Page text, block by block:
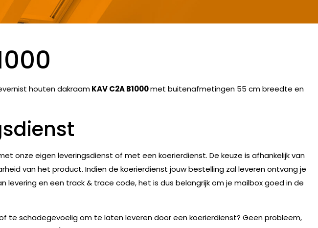
houten dakraamKAV C2A B1000met buitenafmetingen 55 cm breedte en
onze eigen leveringsdienst of met een koerierdienst. De keuze is afhankelijk van
van het product. Indien de koerierdienst jouw bestelling zal leveren ontvang je
en een track & trace code, het is dus belangrijk om je mailbox goed in de
te schadegevoelig om te laten leveren door een koerierdienst? Geen probleem,